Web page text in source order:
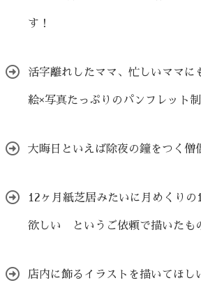
す！
活字離れしたママ、忙しいママに
絵×写真たっぷりのパンフレット
大晦日といえば除夜の鐘をつく僧
12ヶ月紙芝居みたいに月めくりの
欲しい というご依頼で描いたも
店内に飾るイラストを描いてほ